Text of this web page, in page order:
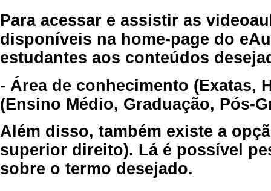
Para acessar e assistir as
disponíveis na home-page do
estudantes aos conteúdos
- Área de conhecimento (Exatas,
(Ensino Médio, Graduação, Pós-
Além disso, também existe a
superior direito). Lá é possível
sobre o termo desejado.